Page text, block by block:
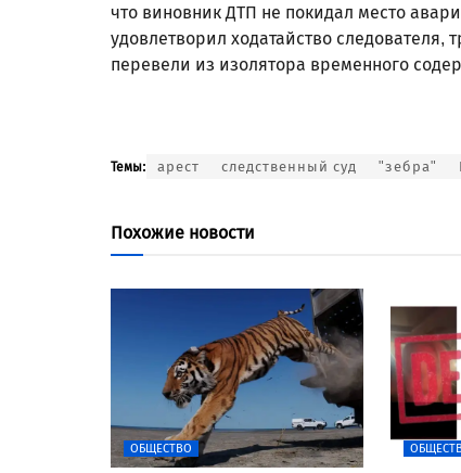
что виновник ДТП не покидал место
удовлетворил ходатайство
перевели из изолятора временного
Темы: арест следственный суд "зебра"
Похожие новости
ОБЩЕСТВО